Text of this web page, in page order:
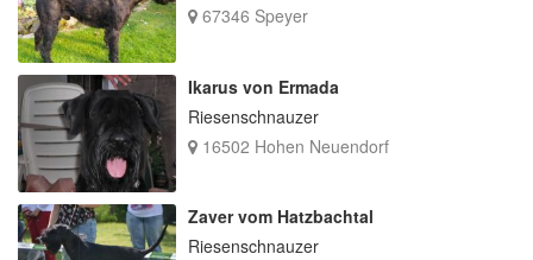
67346 Speyer
Ikarus von Ermada
Riesenschnauzer
16502 Hohen Neuendorf
Zaver vom Hatzbachtal
Riesenschnauzer